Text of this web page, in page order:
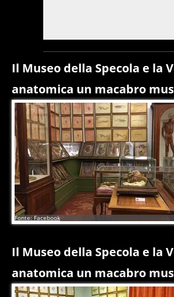
Il Museo della Specola e la
anatomica un macabro
Fonte: Facebook
Il Museo della Specola e la
anatomica un macabro